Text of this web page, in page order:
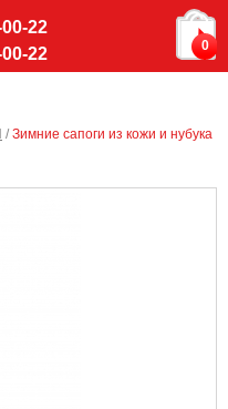
22
22
0
/Зимние сапоги из кожи и нубука